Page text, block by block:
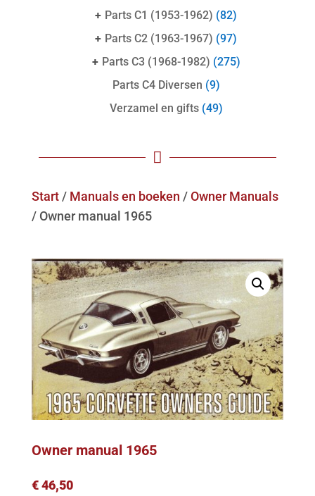
+ Parts C1 (1953-1962) (82)
+ Parts C2 (1963-1967) (97)
+ Parts C3 (1968-1982) (275)
Parts C4 Diversen (9)
Verzamel en gifts (49)

Start/ Manuals en boeken /Owner Manuals
/ Owner manual 1965
Owner manual 1965
€46,50